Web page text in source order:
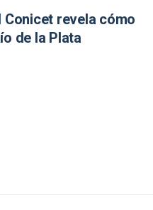
revela cómo
de la Plata